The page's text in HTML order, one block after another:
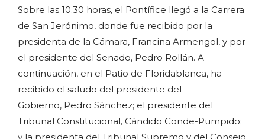
Sobre las 10.30 horas, el Pontífice llegó a la Carrera
de San Jerónimo, donde fue recibido por la
presidenta de la Cámara, Francina Armengol, y por
el presidente del Senado, Pedro Rollán. A
continuación, en el Patio de Floridablanca, ha
recibido el saludo del presidente del
Gobierno, Pedro Sánchez; el presidente del
Tribunal Constitucional, Cándido Conde-Pumpido;